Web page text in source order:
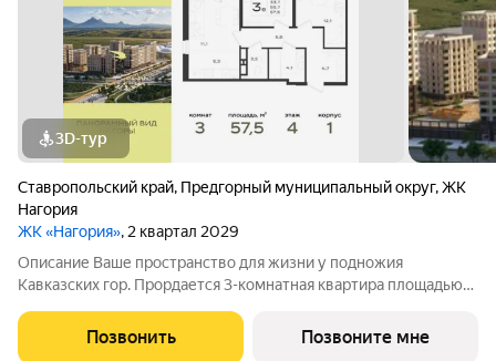
3D-тур
Ставропольский край, Предгорный муниципальный округ,ЖК
Нагория
ЖК «Нагория», 2 квартал 2029
Описание Ваше пространство для жизни у подножия
Кавказских гор. Прордается 3-комнатная квартира площадью
(Железноводск, живописный район КМВ). Этаж 4 из 12, дом №
Литер 1. Здесь горная природа, чистый
Позвонить Позвоните мне